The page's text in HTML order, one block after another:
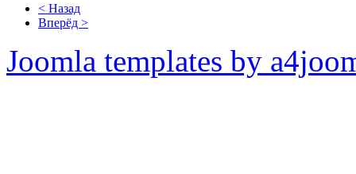
< Назад
Вперёд >
Joomla templates by